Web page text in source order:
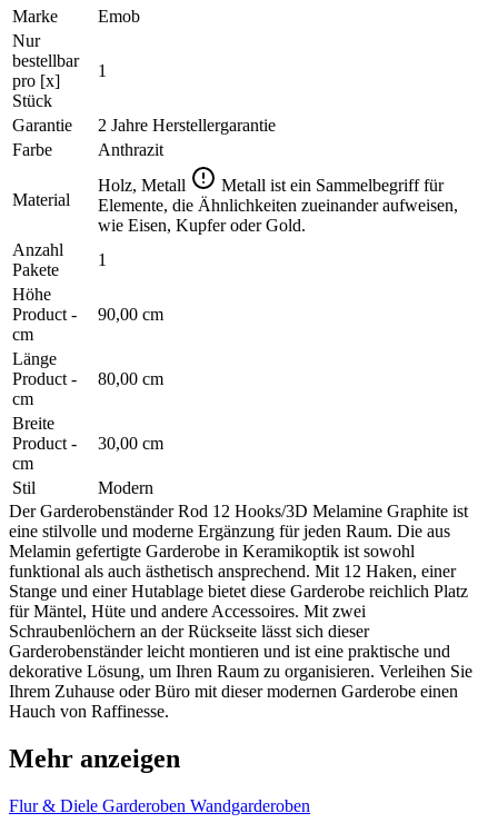
Marke
Emob
Nur
bestellbar
pro [x]
Stück
1
Garantie
2 Jahre Herstellergarantie
Farbe
Anthrazit
Material
Holz, Metall
Metall ist ein Sammelbegriff für
Elemente, die Ähnlichkeiten zueinander aufweisen,
wie Eisen, Kupfer oder Gold.
Anzahl
Pakete
1
Höhe
Product -
cm
90,00 cm
Länge
Product -
cm
80,00 cm
Breite
Product -
cm
30,00 cm
Stil
Modern
Der Garderobenständer Rod 12 Hooks/3D Melamine Graphite ist
eine stilvolle und moderne Ergänzung für jeden Raum. Die aus
Melamin gefertigte Garderobe in Keramikoptik ist sowohl
funktional als auch ästhetisch ansprechend. Mit 12 Haken, einer
Stange und einer Hutablage bietet diese Garderobe reichlich Platz
für Mäntel, Hüte und andere Accessoires. Mit zwei
Schraubenlöchern an der Rückseite lässt sich dieser
Garderobenständer leicht montieren und ist eine praktische und
dekorative Lösung, um Ihren Raum zu organisieren. Verleihen Sie
Ihrem Zuhause oder Büro mit dieser modernen Garderobe einen
Hauch von Raffinesse.
Mehr anzeigen
Flur & Diele Garderoben Wandgarderoben